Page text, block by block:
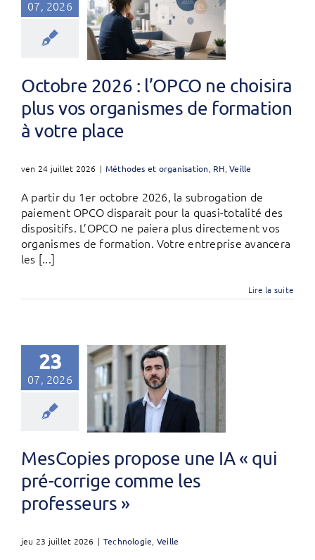
07, 2026
Octobre 2026 : l’OPCO ne choisira
plus vos organismes de formation
à votre place
ven 24 juillet 2026 | Méthodes et organisation RH ,Veille
A partir du 1er octobre 2026, la subrogation de
paiement OPCO disparait pour la quasi-totalité des
dispositifs. L’OPCO ne paiera plus directement vos
organismes de formation. Votre entreprise avancera
les [...]
Lire la suite
23
07, 2026
MesCopies propose une IA « qui
pré-corrige comme les
professeurs »
jeu 23 juillet 2026 | Technologie Veille